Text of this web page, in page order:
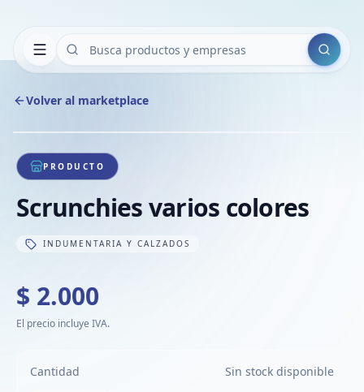
Buscar
Volver al marketplace
1/1
PRODUCTO
Scrunchies varios colores
INDUMENTARIA Y CALZADOS
$ 2.000
El precio incluye IVA.
Cantidad Sin stock disponible